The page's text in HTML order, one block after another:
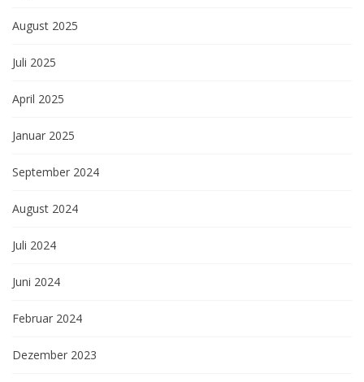
August 2025
Juli 2025
April 2025
Januar 2025
September 2024
August 2024
Juli 2024
Juni 2024
Februar 2024
Dezember 2023